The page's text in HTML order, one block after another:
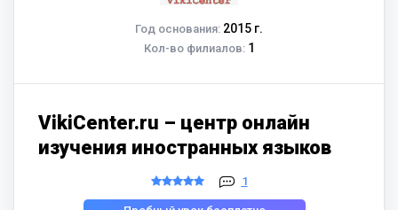
Год основания: 2015 г.
Кол-во филиалов:1
VikiCenter.ru – центр онлайн
изучения иностранных языков
1